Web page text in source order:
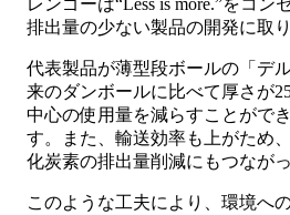
レンゴーは“Less is more.”をコ
排出量の少ない製品の開発に取
代表製品が薄型段ボールの「デ
来のダンボールに比べて厚さが
中心の使用量を減らすことがで
す。また、輸送効率も上がため
化炭素の排出量削減にもつながっ
このような工夫により、環境へ